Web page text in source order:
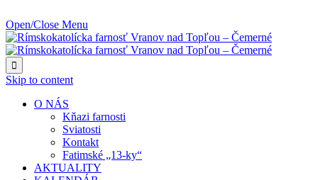
Open/Close Menu

Skip to content
O NÁS
Kňazi farnosti
Sviatosti
Kontakt
Fatimské „13-ky“
AKTUALITY